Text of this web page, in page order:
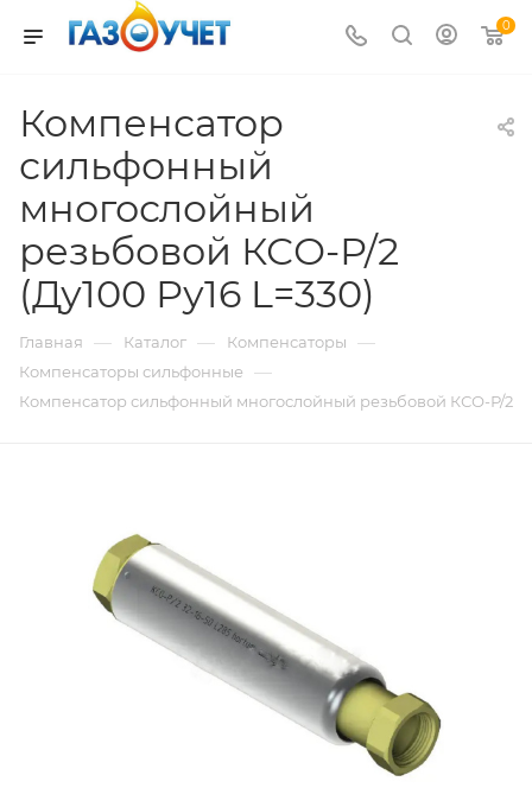
0
Компенсатор
сильфонный
многослойный
резьбовой КСО-Р/2
(Ду100 Ру16 L=330)
Главная — Каталог — Компенсаторы —
Компенсаторы сильфонные —
Компенсатор сильфонный многослойный резьбовой КСО-Р/2